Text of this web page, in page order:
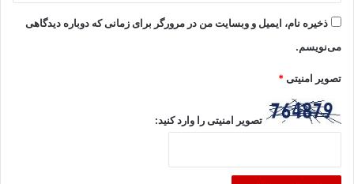
ذخیره نام، ایمیل و وبسایت من در مرورگر برای زمانی که دوباره دیدگاهی
می‌نویسم.
تصویر امنیتی*
تصویر امنیتی را وارد کنید: